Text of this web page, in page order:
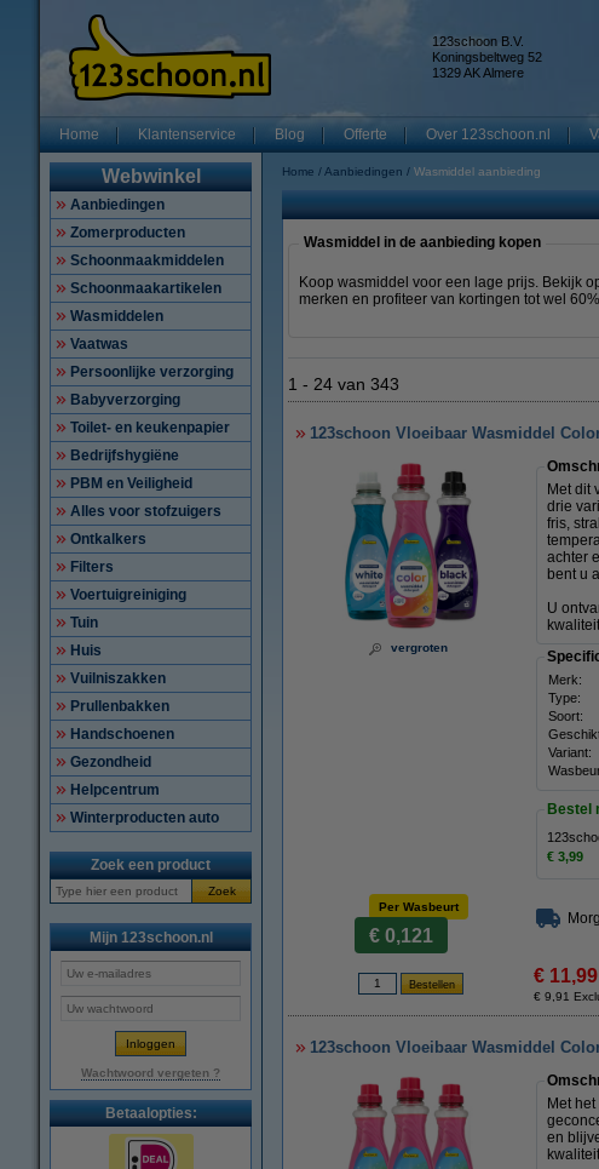
123schoon B.V.
Koningsbeltweg 52
1329 AK Almere
Home Klantenservice Blog Offerte Over 123schoon.nl
Webwinkel
Aanbiedingen
Zomerproducten
Schoonmaakmiddelen
Schoonmaakartikelen
Wasmiddelen
Vaatwas
Persoonlijke verzorging
Babyverzorging
Toilet- en keukenpapier
Bedrijfshygiëne
PBM en Veiligheid
Alles voor stofzuigers
Ontkalkers
Filters
Voertuigreiniging
Tuin
Huis
Vuilniszakken
Prullenbakken
Handschoenen
Gezondheid
Helpcentrum
Winterproducten auto
Zoek een product
Zoek
Mijn 123schoon.nl
Wachtwoord vergeten ?
Betaalopties:
Home Aanbiedingen Wasmiddel aanbieding
Wasmiddel in de aanbieding kopen
Koop wasmiddel voor een lage prijs. Bekijk
merken en profiteer van kortingen tot wel
1 - 24 van 343
123schoon Vloeibaar Wasmiddel
vergroten
Met dit
drie
fris,
achter
bent u
U
Merk:
Type:
Soort:
Variant:
Bestel
€ 3,99
Per Wasbeurt
€ 0,121
€ 11,99
€ 9,91
123schoon Vloeibaar Wasmiddel
Met
en